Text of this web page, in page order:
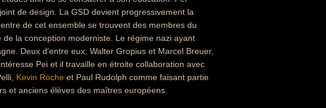
de design. La GSD devient progressivement la
de cet ensemble se trouvent des membres du
la conception moderniste. Le régime nazi ayant
Deux d'entre eux, Walter Gropius et Marcel Breuer,
Pei et il travaille en étroite collaboration avec
Kevin Roche et Paul Rudolph comme faisant partie
et anciens élèves des maîtres européens.